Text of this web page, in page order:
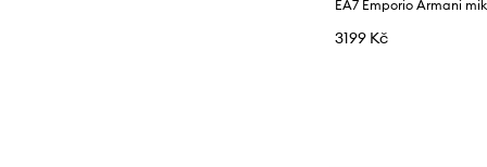
3199 Kč